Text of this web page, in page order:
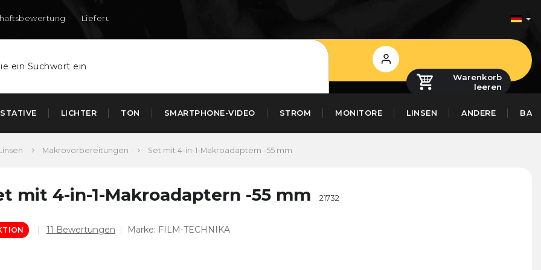
Lieferung nach DE und AT
Login
Warenkorb
leeren
STATIVE LICHTER TON SMARTPHONE-VIDEO STROM MONITORE LINSEN ANDERE
Makrovorbereitungen Set mit 4-in-1-Makroadaptern -55 mm
mit 4-in-1-Makroadaptern -55 mm 21732
Die
11 Bewertungen Marke: FILM-TECHNIKA